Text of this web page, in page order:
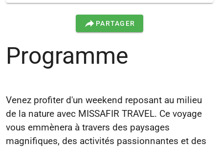
PARTAGER
Programme
Venez profiter d'un weekend reposant au milieu
de la nature avec MISSAFIR TRAVEL. Ce voyage
vous emmènera à travers des paysages
magnifiques, des activités passionnantes et des